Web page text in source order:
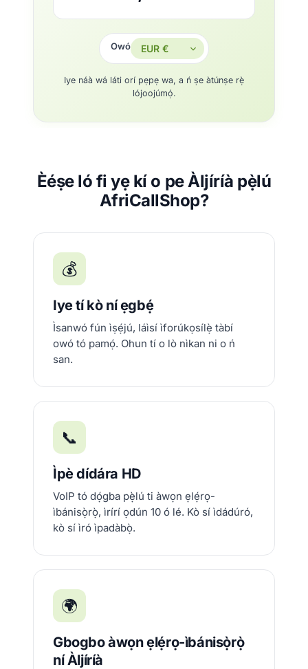
Owó
Iye náà wá láti orí pẹpẹ wa, a ń ṣe àtúnṣe rẹ̀
lójoojúmọ́.
Èéṣe ló fi yẹ kí o pe Àljíríà pẹ̀lú
AfriCallShop?
💰
Iye tí kò ní ẹgbẹ́
Ìsanwó fún ìṣẹ́jú, láìsí ìforúkọsílẹ̀ tàbí
owó tó pamọ́. Ohun tí o lò nìkan ni o ń
san.
📞
Ìpè dídára HD
VoIP tó dọ́gba pẹ̀lú ti àwọn ẹlẹ́rọ-
ìbánisọ̀rọ̀, ìrírí ọdún 10 ó lé. Kò sí ìdádúró,
kò sí ìró ìpadàbọ̀.
🌍
Gbogbo àwọn ẹlẹ́rọ-ìbánisọ̀rọ̀
ní Àljíríà